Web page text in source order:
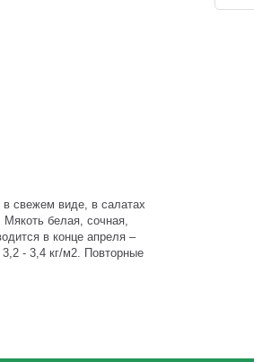
в свежем виде, в салатах
белая, сочная,
в конце апреля –
- 3,4 кг/м2. Повторные